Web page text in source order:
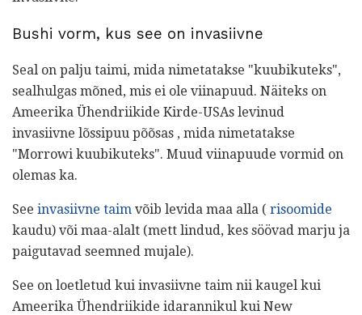
Bushi vorm, kus see on invasiivne
Seal on palju taimi, mida nimetatakse "kuubikuteks",
sealhulgas mõned, mis ei ole viinapuud. Näiteks on
Ameerika Ühendriikide Kirde-USAs levinud
invasiivne lõssipuu põõsas , mida nimetatakse
"Morrowi kuubikuteks". Muud viinapuude vormid on
olemas ka.
See invasiivne taim võib levida maa alla ( risoomide
kaudu) või maa-alalt (mett lindud, kes söövad marju ja
paigutavad seemned mujale).
See on loetletud kui invasiivne taim nii kaugel kui
Ameerika Ühendriikide idarannikul kui New